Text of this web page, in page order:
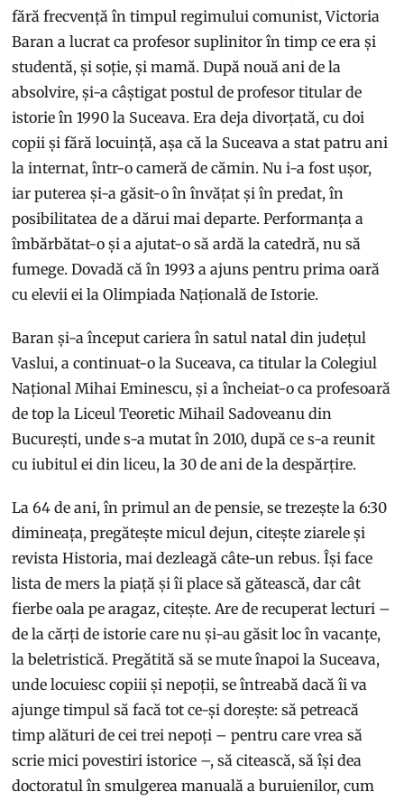
fără frecvență în timpul regimului comunist, Victoria
Baran a lucrat ca profesor suplinitor în timp ce era și
studentă, și soție, și mamă. După nouă ani de la
absolvire, și-a câștigat postul de profesor titular de
istorie în 1990 la Suceava. Era deja divorțată, cu doi
copii și fără locuință, așa că la Suceava a stat patru ani
la internat, într-o cameră de cămin. Nu i-a fost ușor,
iar puterea și-a găsit-o în învățat și în predat, în
posibilitatea de a dărui mai departe. Performanța a
îmbărbătat-o și a ajutat-o să ardă la catedră, nu să
fumege. Dovadă că în 1993 a ajuns pentru prima oară
cu elevii ei la Olimpiada Națională de Istorie.
Baran și-a început cariera în satul natal din județul
Vaslui, a continuat-o la Suceava, ca titular la Colegiul
Național Mihai Eminescu, și a încheiat-o ca profesoară
de top la Liceul Teoretic Mihail Sadoveanu din
București, unde s-a mutat în 2010, după ce s-a reunit
cu iubitul ei din liceu, la 30 de ani de la despărțire.
La 64 de ani, în primul an de pensie, se trezește la 6:30
dimineața, pregătește micul dejun, citește ziarele și
revista Historia, mai dezleagă câte-un rebus. Își face
lista de mers la piață și îi place să gătească, dar cât
fierbe oala pe aragaz, citește. Are de recuperat lecturi –
de la cărți de istorie care nu și-au găsit loc în vacanțe,
la beletristică. Pregătită să se mute înapoi la Suceava,
unde locuiesc copiii și nepoții, se întreabă dacă îi va
ajunge timpul să facă tot ce-și dorește: să petreacă
timp alături de cei trei nepoți – pentru care vrea să
scrie mici povestiri istorice –, să citească, să își dea
doctoratul în smulgerea manuală a buruienilor, cum